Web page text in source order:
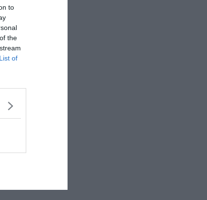
to
the
of